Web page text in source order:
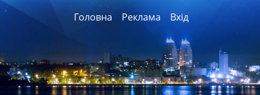
Головна Реклама Вхід